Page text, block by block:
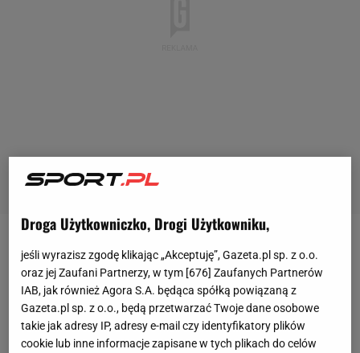
14 sierpnia 2009 roku - to wtedy ostatni raz kibice
ŁKS-ui Widzewa weszli na trybuny podczas derbów.
Teraz sytuacja się powtórzy -Widzewi prezes klubu
Mateusz Dróżdż potwierdzili, że na sektor gości
wejdzie907 fanów ŁKS-u.
Droga Użytkowniczko, Drogi Użytkowniku,
jeśli wyrazisz zgodę klikając „Akceptuję”, Gazeta.pl sp. z o.o.
oraz jej Zaufani Partnerzy, w tym [676] Zaufanych Partnerów
IAB, jak również Agora S.A. będąca spółką powiązaną z
Gazeta.pl sp. z o.o., będą przetwarzać Twoje dane osobowe
takie jak adresy IP, adresy e-mail czy identyfikatory plików
cookie lub inne informacje zapisane w tych plikach do celów